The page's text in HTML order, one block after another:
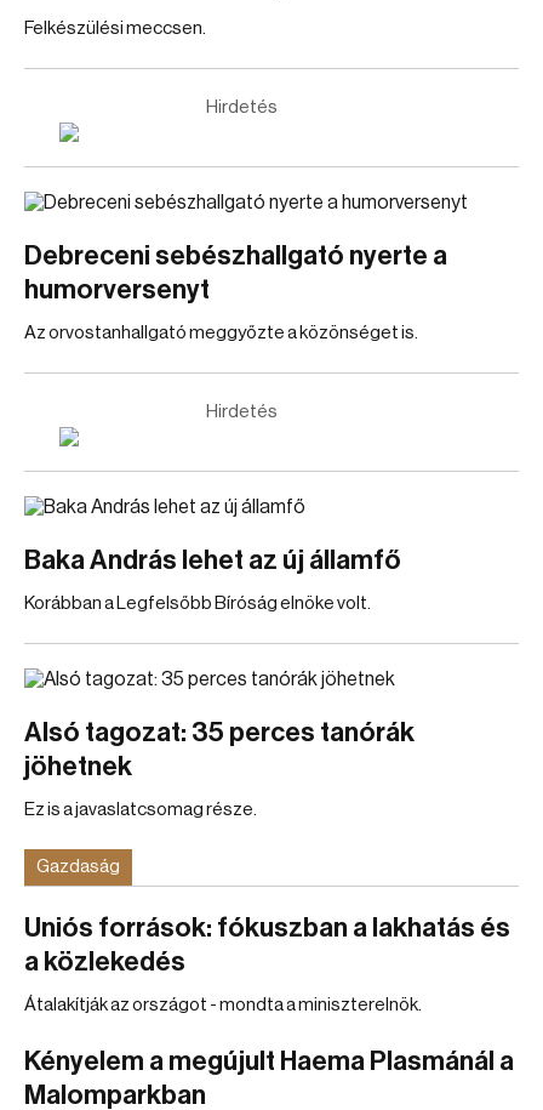
Felkészülési meccsen.
Hirdetés
Debreceni sebészhallgató nyerte a
humorversenyt
Az orvostanhallgató meggyőzte a közönséget is.
Hirdetés
Baka András lehet az új államfő
Korábban a Legfelsőbb Bíróság elnöke volt.
Alsó tagozat: 35 perces tanórák
jöhetnek
Ez is a javaslatcsomag része.
Gazdaság
Uniós források: fókuszban a lakhatás és
a közlekedés
Átalakítják az országot - mondta a miniszterelnök.
Kényelem a megújult Haema Plasmánál a
Malomparkban